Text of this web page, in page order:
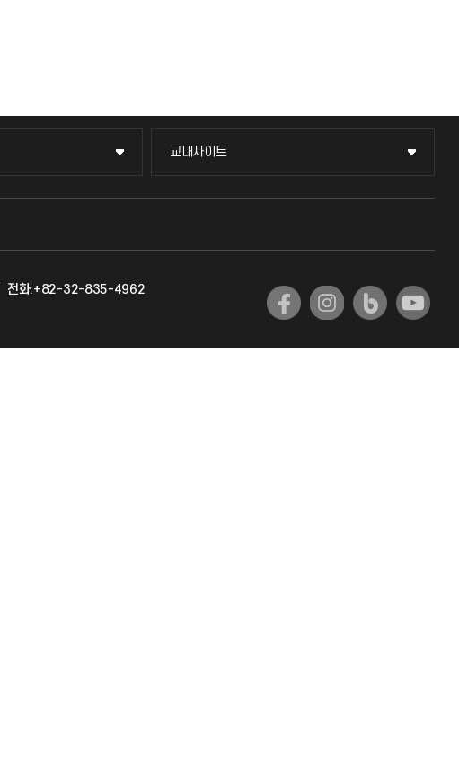
교내사이트
교내사이트
교수회
전화:+82-32-835-4962